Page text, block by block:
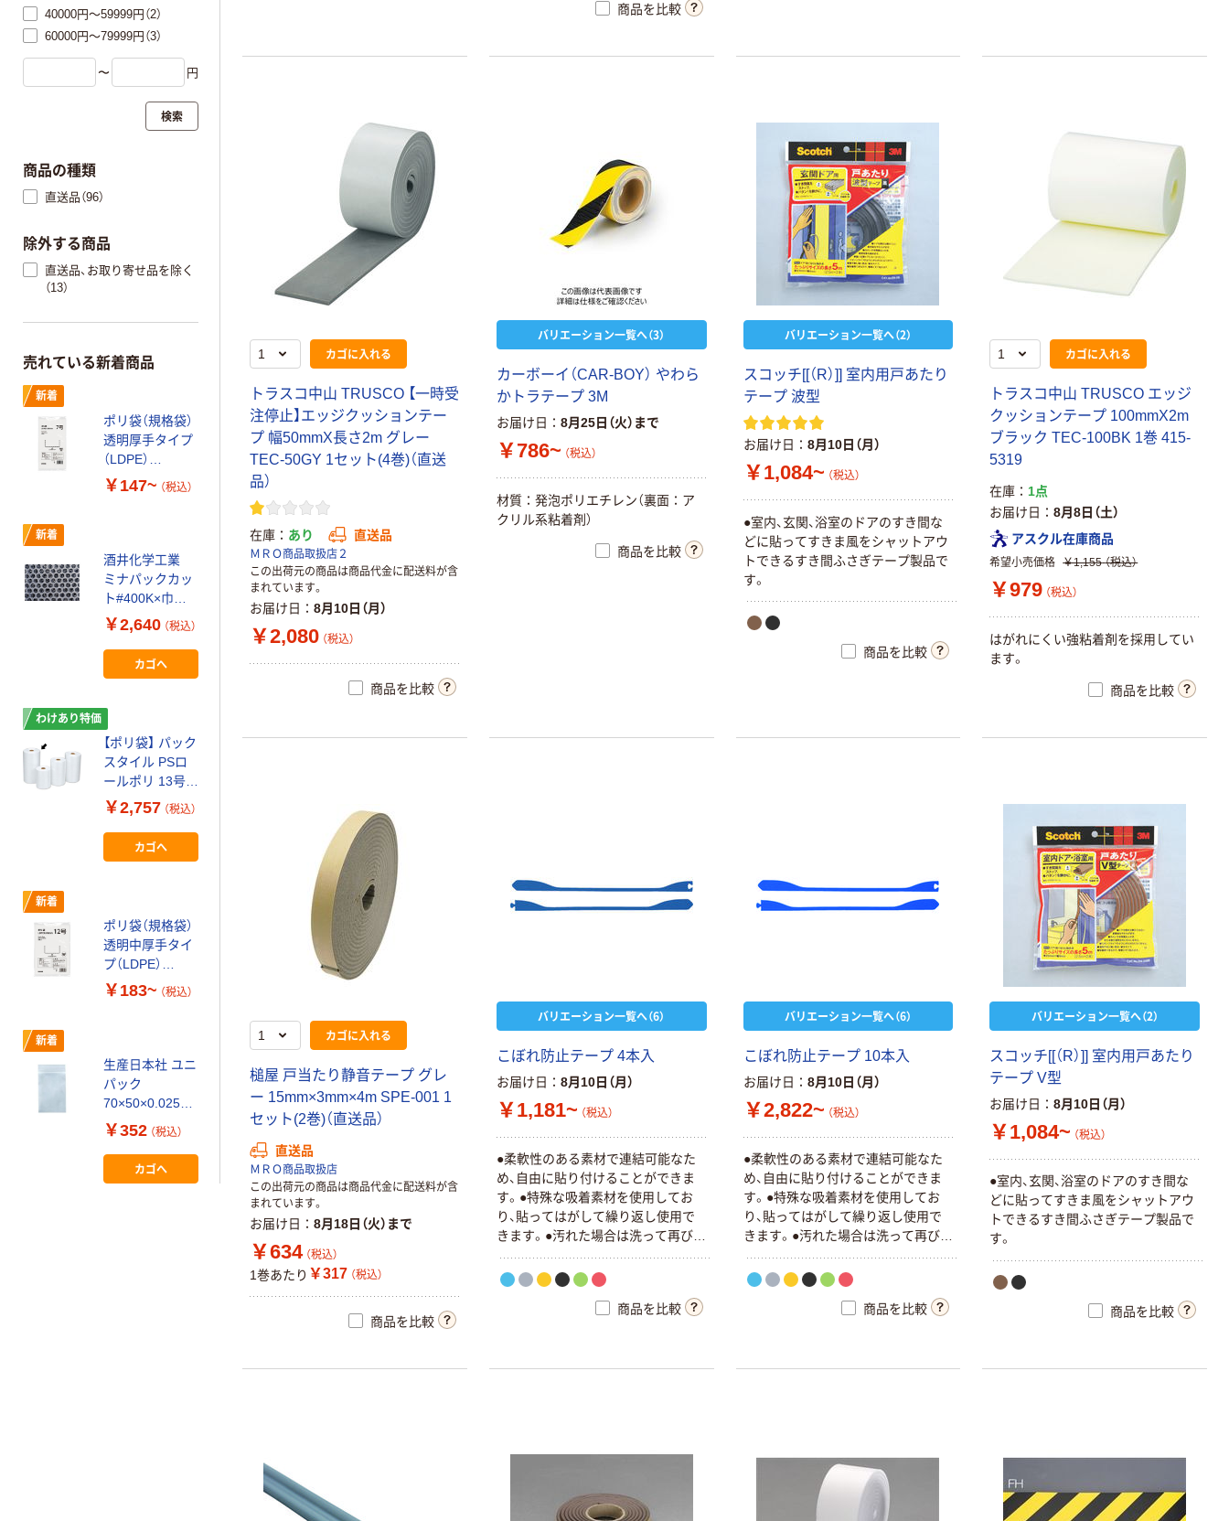
商品を比較
カゴに入れる
トラスコ中山 TRUSCO 【一時受
注停止】エッジクッションテー
プ 幅50mmX長さ2m グレー
TEC-50GY 1セット(4巻)（直送
品）
在庫 あり 直送品
ＭＲＯ商品取扱店２
この出荷元の商品は商品代金に配送料が含
まれています。
お届け日 8月10日（月）
￥2,080 （税込）
商品を比較
バリエーション一覧へ（3）
カーボーイ（CAR-BOY） やわら
かトラテープ 3M
お届け日 8月25日（火）まで
￥786~ （税込）
材質：発泡ポリエチレン（裏面：ア
クリル系粘着剤）
商品を比較
バリエーション一覧へ（2）
スコッチ[[（R）]] 室内用戸あたり
テープ 波型
お届け日 8月10日（月）
￥1,084~ （税込）
●室内、玄関、浴室のドアのすき間な
どに貼ってすきま風をシャットアウ
トできるすき間ふさぎテープ製品で
す。
商品を比較
カゴに入れる
トラスコ中山 TRUSCO エッジ
クッションテープ 100mmX2m
ブラック TEC-100BK 1巻 415-
5319
在庫
1点
お届け日
8月8日（土）
アスクル在庫商品
希望小売価格 ￥1,155 （税込）
￥979 （税込）
はがれにくい強粘着剤を採用してい
ます。
商品を比較
カゴに入れる
槌屋 戸当たり静音テープ グレ
ー 15mm×3mm×4m SPE-001 1
セット(2巻)（直送品）
直送品
ＭＲＯ商品取扱店
この出荷元の商品は商品代金に配送料が含
まれています。
お届け日 8月18日（火）まで
￥634 （税込）
1巻あたり ￥317 （税込）
商品を比較
バリエーション一覧へ（6）
こぼれ防止テープ 4本入
お届け日 8月10日（月）
￥1,181~ （税込）
●柔軟性のある素材で連結可能なた
め、自由に貼り付けることができま
す。●特殊な吸着素材を使用してお
り、貼ってはがして繰り返し使用で
きます。●汚れた場合は洗って再び使
用できます。
商品を比較
バリエーション一覧へ（6）
こぼれ防止テープ 10本入
お届け日 8月10日（月）
￥2,822~ （税込）
●柔軟性のある素材で連結可能なた
め、自由に貼り付けることができま
す。●特殊な吸着素材を使用してお
り、貼ってはがして繰り返し使用で
きます。●汚れた場合は洗って再び使
用できます。
商品を比較
バリエーション一覧へ（2）
スコッチ[[（R）]] 室内用戸あたり
テープ V型
お届け日 8月10日（月）
￥1,084~ （税込）
●室内、玄関、浴室のドアのすき間な
どに貼ってすきま風をシャットアウ
トできるすき間ふさぎテープ製品で
す。
商品を比較
40000円～59999円（2）
60000円～79999円（3）
〜 円
検索
商品の種類
直送品（96）
除外する商品
直送品、お取り寄せ品を除く
（13）
売れている新着商品
新着
ポリ袋（規格袋）
透明厚手タイプ
（LDPE）
0.08mm厚
￥147~ （税込）
新着
酒井化学工業
ミナパックカッ
ト#400K×巾
500×長さ500
1袋(100枚入)
￥2,640 （税込）
カゴへ
わけあり特価
【ポリ袋】 パック
スタイル PSロ
ールポリ 13号
（エンボス加工）
HDPE（カサカサ
タイプ） 6μ 1本
（わけあり品）
￥2,757 （税込）
カゴへ
新着
ポリ袋（規格袋）
透明中厚手タイ
プ（LDPE）
0.06mm厚
￥183~ （税込）
新着
生産日本社 ユニ
パック
70×50×0.025m
m 1袋(100枚入)
A-25 100マイ 1
袋(100枚) 54-
2999-08（直送
￥352 （税込）
カゴへ